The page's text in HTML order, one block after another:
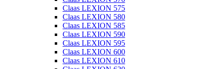
Claas LEXION 575
Claas LEXION 580
Claas LEXION 585
Claas LEXION 590
Claas LEXION 595
Claas LEXION 600
Claas LEXION 610